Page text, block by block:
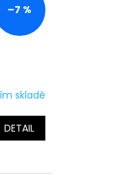
–7 %
skladě
DETAIL